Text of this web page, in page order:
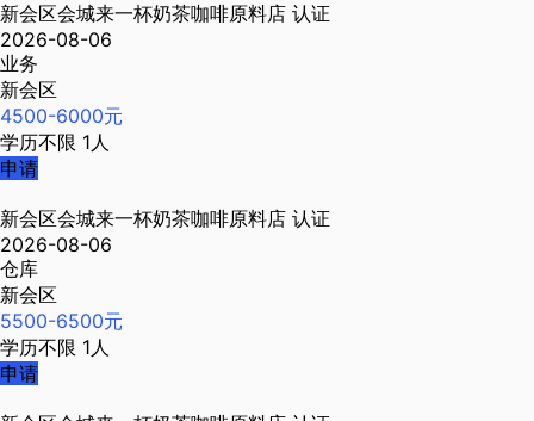
新会区会城来一杯奶茶咖啡原料店 认证
2026-08-06
业务
新会区
4500-6000元
学历不限 1人
申请
新会区会城来一杯奶茶咖啡原料店 认证
2026-08-06
仓库
新会区
5500-6500元
学历不限 1人
申请